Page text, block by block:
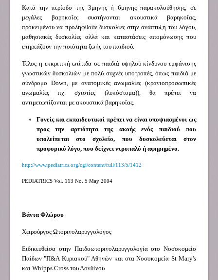
Κατά την περίοδο της 3μηνης ή 6μηνης παρακολούθησης, σε
μεγάλες βαρηκοΐες συστήνονται ακουστικά βαρηκοΐας,
προκειμένου να προληφθούν δυσκολίες στην ανάπτυξη του λόγου,
μαθησιακές δυσκολίες αλλά και καταστάσεις απομόνωσης που
επηρεάζουν την ποιότητα ζωής του παιδιού.
Τέλος η εκκριτική ωτίτιδα σε παιδιά υψηλού κίνδυνου εμφάνισης
γνωστικών δυσκολιών με πολύ συχνές υποτροπές, όπως παιδιά με
σύνδρομο Down, με ανατομικές ανωμαλίες (κρανιοπροσωπικές
ανωμαλίες πχ. σχιστίες (λυκόστομα)), θα πρέπει να
αντιμετωπίζονται με ακουστικά βαρηκοΐας.
Γονείς και εκπαιδευτικοί πρέπει να είναι υποψιασμένοι ως
προς την αρτιότητα της ακοής ενός παιδιού που
υπολείπεται στο σχολείο, που δυσκολεύεται στον
προφορικό λόγο, που δείχνει ντροπαλό ή αφηρημένο.
http://www.pediatrics.org/cgi/content/full/113/5/1412
PEDIATRICS Vol. 113 No. 5 May 2004
Βάντα Φλώρου
Χειρούργος Ωτορινολαρυγγολόγος
Ειδικευθείσα στην Παιδοωτορινολαρυγγολογία στο Νοσοκομείο
Παίδων "Π&Α Κυριακού" Αθηνών και στα Νοσοκομεία St Mary's
και Whipps Cross του Λονδίνου